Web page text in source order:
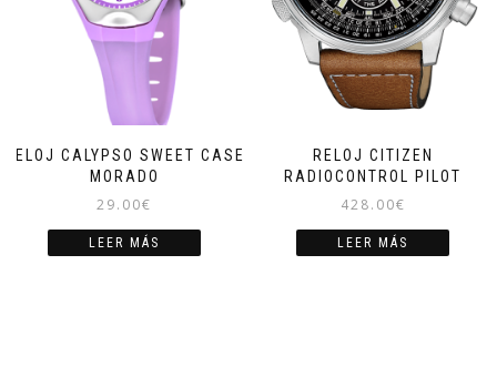
RELOJ CALYPSO SWEET CASE
MORADO
29.00€
LEER MÁS
RELOJ CITIZEN
RADIOCONTROL PILOT
428.00€
LEER MÁS